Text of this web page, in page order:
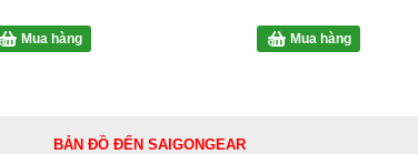
Mua hàng Mua hàng
BẢN ĐỒ ĐẾN SAIGONGEAR